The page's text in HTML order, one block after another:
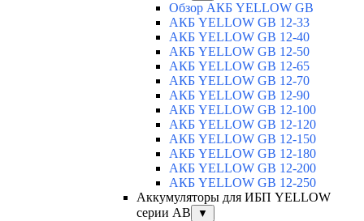
Обзор АКБ YELLOW GB
АКБ YELLOW GB 12-33
АКБ YELLOW GB 12-40
АКБ YELLOW GB 12-50
АКБ YELLOW GB 12-65
АКБ YELLOW GB 12-70
АКБ YELLOW GB 12-90
АКБ YELLOW GB 12-100
АКБ YELLOW GB 12-120
АКБ YELLOW GB 12-150
АКБ YELLOW GB 12-180
АКБ YELLOW GB 12-200
АКБ YELLOW GB 12-250
Аккумуляторы для ИБП YELLOW
серии AB
▼